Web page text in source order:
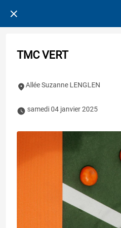
TMC VERT
Allée Suzanne LENGLEN
samedi 04 janvier 2025